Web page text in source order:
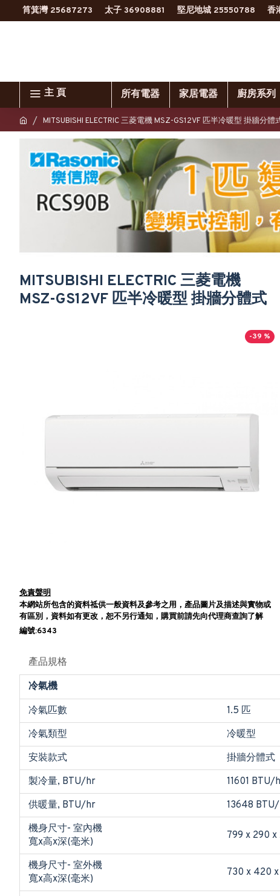
筲箕灣 25687273 太子 36908881 堅尼地城 25550788 香
主 頁 所有電器 家居電器 廚房系列
MITSUBISHI ELECTRIC 三菱電機 MSZ-GS12VF 匹半冷暖型 掛牆分體
MITSUBISHI ELECTRIC 三菱電機
MSZ-GS12VF 匹半冷暖型 掛牆分體式
-39 %
免責聲明
本網站所包含的資料祗供一般資料及參考之用，產品圖片及描述與實物或
有區別，資料如有更改，恕不另行通知，購買前請先向代理商查詢了解
編號:6343
產品規格
冷氣機
冷氣匹數
1.5 匹
冷氣類型
冷暖型
安裝款式
掛牆分體式
製冷量, BTU/hr
11601 BTU/
供暖量, BTU/hr
13648
機身尺寸- 室內機
寬x高x深(毫米)
799 x 290 x
機身尺寸- 室外機
寬x高x深(毫米)
730 x 420 x